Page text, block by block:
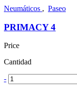
Neumáticos , Paseo
PRIMACY 4
Price
Cantidad
-